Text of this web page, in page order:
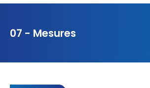
07 - Mesures